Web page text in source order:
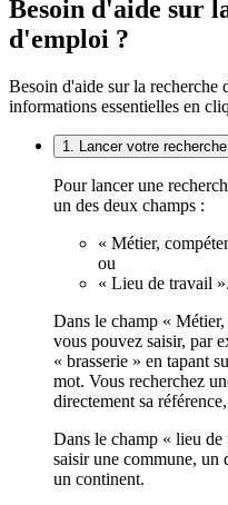
Besoin d'aide sur
d'emploi ?
Besoin d'aide sur la recherche
informations essentielles en
1. Lancer votre recherche
Pour lancer une
un des deux champs :
« Métier,
ou
« Lieu de travail ».
Dans le champ «
vous pouvez saisir, par
« brasserie » en tapant
mot. Vous recherchez
directement sa
Dans le champ « lieu
saisir une commune, un
un continent.